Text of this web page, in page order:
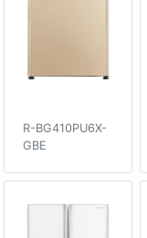
R-BG410PU6X-
GBE